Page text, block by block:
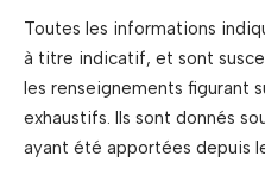
Toutes les informations
à titre indicatif, et sont
les renseignements figurant
exhaustifs. Ils sont donnés
ayant été apportées depuis